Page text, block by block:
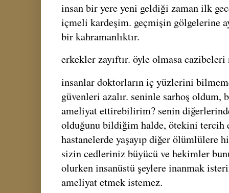
insan bir yere yeni geldiği zaman ilk
içmeli kardeşim. geçmişin gölgelerine
bir kahramanlıktır.
erkekler zayıftır. öyle olmasa cazibeleri
insanlar doktorların iç yüzlerini
güvenleri azalır. seninle sarhoş oldum,
ameliyat ettirebilirim? senin
olduğunu bildiğim halde, ötekini tercih
hastanelerde yaşayıp diğer ölümlülere
sizin cedleriniz büyücü ve hekimler
olurken insanüstü şeylere inanmak
ameliyat etmek istemez.